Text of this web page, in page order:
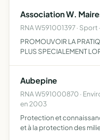
AMELIORATION
Association W.
RNA W591001397 ·
PROMOUVOIR LA
PLUS SPECIALEMENT
Aubepine
RNA W591000870 ·
en 2003
Protection et
et à la protection des